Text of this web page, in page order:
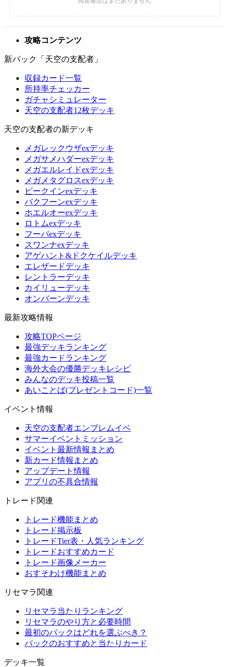
攻略コンテンツ
新パック「天空の支配者」
収録カード一覧
所持率チェッカー
ガチャシミュレーター
天空の支配者12枚デッキ
天空の支配者の新デッキ
メガレックウザexデッキ
メガサメハダーexデッキ
メガエルレイドexデッキ
メガメタグロスexデッキ
ビークインexデッキ
バクフーンexデッキ
ホエルオーexデッキ
ロトムexデッキ
フーパexデッキ
スワンナexデッキ
アゲハント&ドクケイルデッキ
エレザードデッキ
レントラーデッキ
カイリューデッキ
オンバーンデッキ
最新攻略情報
攻略TOPページ
最強デッキランキング
最強カードランキング
海外大会の優勝デッキレシピ
みんなのデッキ投稿一覧
あいことば(プレゼントコード)一覧
イベント情報
天空の支配者エンブレムイベ
サマーイベントミッション
イベント最新情報まとめ
新カード情報まとめ
アップデート情報
アプリの不具合情報
トレード関連
トレード機能まとめ
トレード掲示板
トレードTier表・人気ランキング
トレードおすすめカード
トレード画像メーカー
おすそわけ機能まとめ
リセマラ関連
リセマラ当たりランキング
リセマラのやり方と必要時間
最初のパックはどれを選ぶべき？
パックのおすすめと当たりカード
デッキ一覧